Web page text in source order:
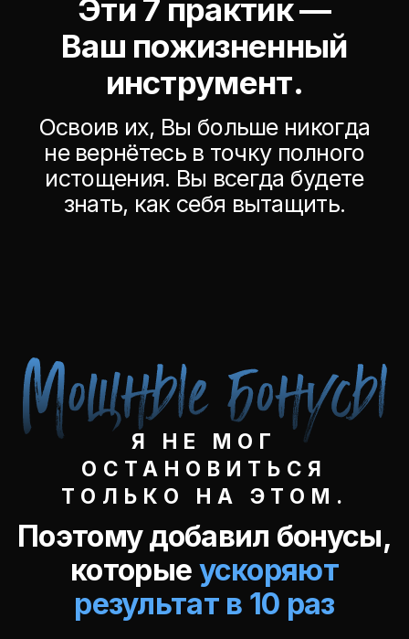
состояния из практик на уровне
подсознания. Вы не просто
подышите Вы
перепрограммируете старые
установки «я выгораю»
на новые —
Что получите:
Инструмент для внедрения
любых полезных убеждений,
минуя сопротивление ума.
(аудио + инструкция)
Зачем:
Для глубокой символической
трансформации. Если практики
возвращают энергию, то
«Намерение» меняет
идентичность: с «жертвы